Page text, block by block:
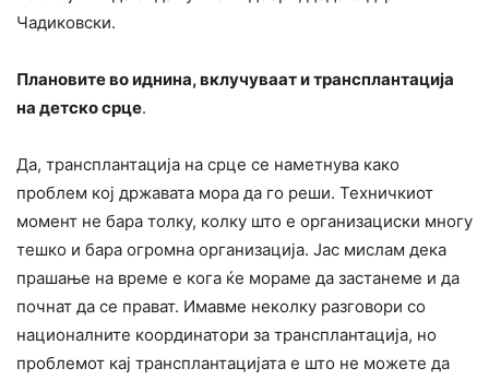
Чадиковски.
Плановите во иднина, вклучуваат итрансплантација
на детско срце.
Да, трансплантација на срце се наметнува како
проблем кој државата мора да го реши. Техничкиот
момент не бара толку, колку што е организациски многу
тешко и бара огромна организација. Јас мислам дека
прашање на време е кога ќе мораме да застанеме и да
почнат да се прават. Имавме неколку разговори со
националните координатори за трансплантација, но
проблемот кај трансплантацијата е што не можете да